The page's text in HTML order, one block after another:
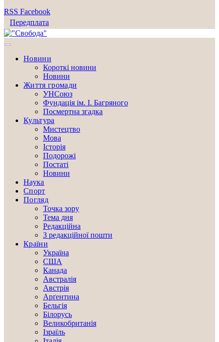
RSS Facebook
Передплата
Новини
Короткі новини
Новини
Життя громади
УНСоюз
Фундація ім. І. Багряного
Посмертна згадка
Культура
Мистецтво
Мова
Історія
Подорожі
Постаті
Новини
Наука
Спорт
Погляд
Точка зору
Тема дня
Редакційна
З редакційної пошти
Країни
Україна
США
Канада
Австралія
Австрія
Арґентина
Бельгія
Білорусь
Великобританія
Ізраїль